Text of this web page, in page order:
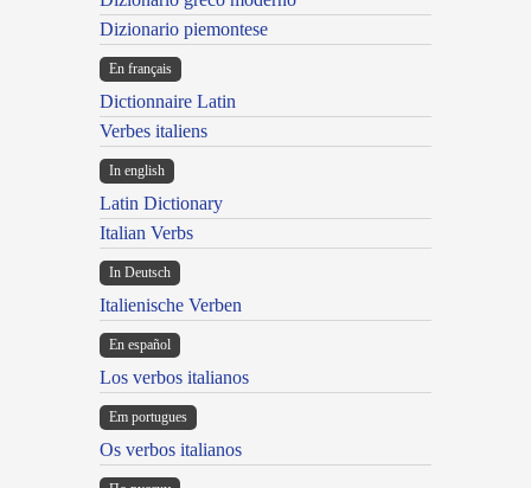
Dizionario piemontese
En français
Dictionnaire Latin
Verbes italiens
In english
Latin Dictionary
Italian Verbs
In Deutsch
Italienische Verben
En español
Los verbos italianos
Em portugues
Os verbos italianos